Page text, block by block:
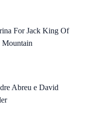
For Jack King Of
Mountain
Abreu e David